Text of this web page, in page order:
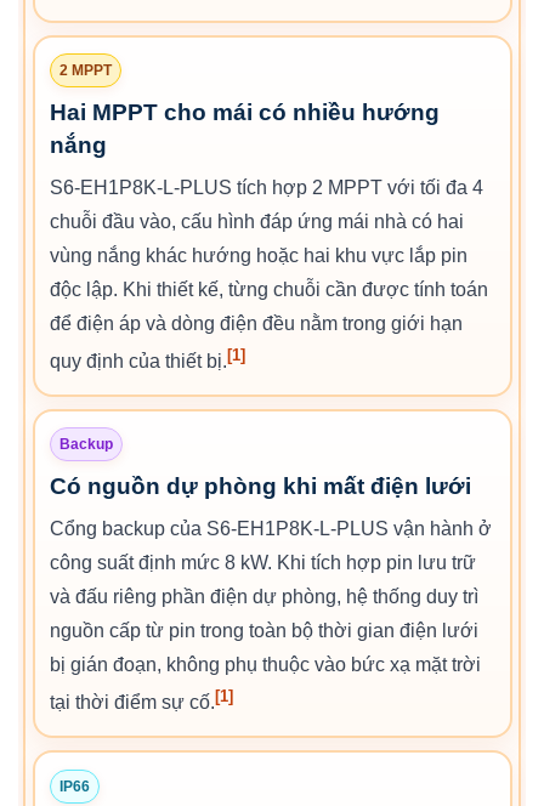
2 MPPT
Hai MPPT cho mái có nhiều hướng
nắng
S6-EH1P8K-L-PLUS tích hợp 2 MPPT với tối đa 4
chuỗi đầu vào, cấu hình đáp ứng mái nhà có hai
vùng nắng khác hướng hoặc hai khu vực lắp pin
độc lập. Khi thiết kế, từng chuỗi cần được tính toán
để điện áp và dòng điện đều nằm trong giới hạn
quy định của thiết bị. [1]
Backup
Có nguồn dự phòng khi mất điện lưới
Cổng backup của S6-EH1P8K-L-PLUS vận hành ở
công suất định mức 8 kW. Khi tích hợp pin lưu trữ
và đấu riêng phần điện dự phòng, hệ thống duy trì
nguồn cấp từ pin trong toàn bộ thời gian điện lưới
bị gián đoạn, không phụ thuộc vào bức xạ mặt trời
tại thời điểm sự cố. [1]
IP66